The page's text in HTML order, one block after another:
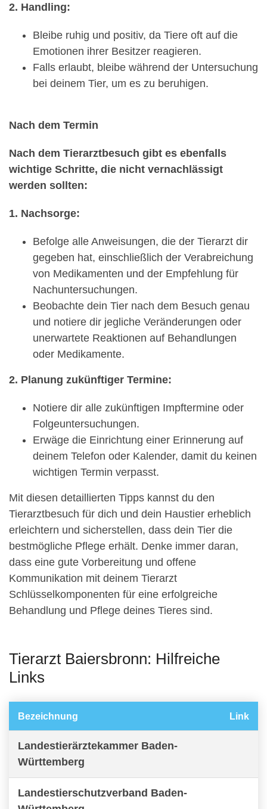
2. Handling:
Bleibe ruhig und positiv, da Tiere oft auf die
Emotionen ihrer Besitzer reagieren.
Falls erlaubt, bleibe während der Untersuchung
bei deinem Tier, um es zu beruhigen.
Nach dem Termin
Nach dem Tierarztbesuch gibt es ebenfalls
wichtige Schritte, die nicht vernachlässigt
werden sollten:
1. Nachsorge:
Befolge alle Anweisungen, die der Tierarzt dir
gegeben hat, einschließlich der Verabreichung
von Medikamenten und der Empfehlung für
Nachuntersuchungen.
Beobachte dein Tier nach dem Besuch genau
und notiere dir jegliche Veränderungen oder
unerwartete Reaktionen auf Behandlungen
oder Medikamente.
2. Planung zukünftiger Termine:
Notiere dir alle zukünftigen Impftermine oder
Folgeuntersuchungen.
Erwäge die Einrichtung einer Erinnerung auf
deinem Telefon oder Kalender, damit du keinen
wichtigen Termin verpasst.
Mit diesen detaillierten Tipps kannst du den
Tierarztbesuch für dich und dein Haustier erheblich
erleichtern und sicherstellen, dass dein Tier die
bestmögliche Pflege erhält. Denke immer daran,
dass eine gute Vorbereitung und offene
Kommunikation mit deinem Tierarzt
Schlüsselkomponenten für eine erfolgreiche
Behandlung und Pflege deines Tieres sind.
Tierarzt Baiersbronn: Hilfreiche
Links
Bezeichnung Link
Landestierärztekammer Baden-
Württemberg
Landestierschutzverband Baden-